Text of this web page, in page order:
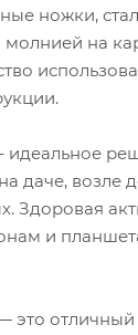
ножки,
молнией на
идеальное
даче, возле
Здоровая
и
это